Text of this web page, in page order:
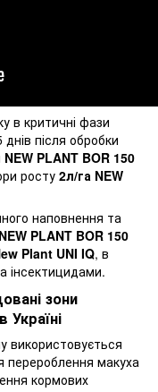
в критичні фази
після обробки
NEW PLANT BOR 150
росту 2л/га NEW
наповнення та
NEW PLANT BOR 150
Plant UNI IQ, в
інсектицидами.
зони
використовується
перероблення макуха
кормових